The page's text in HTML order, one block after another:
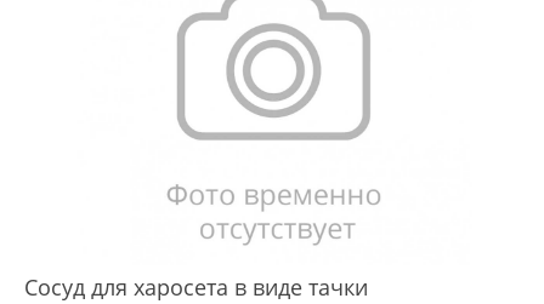
Сосуд для харосета в виде тачки